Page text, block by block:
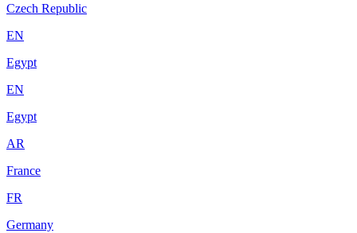
Czech Republic
EN
Egypt
EN
Egypt
AR
France
FR
Germany